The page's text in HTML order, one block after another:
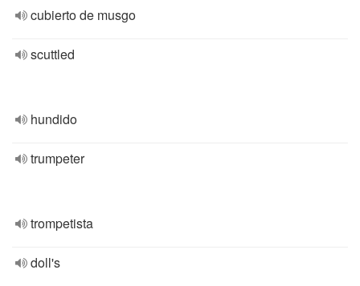
cubierto de musgo
scuttled
hundido
trumpeter
trompetista
doll's